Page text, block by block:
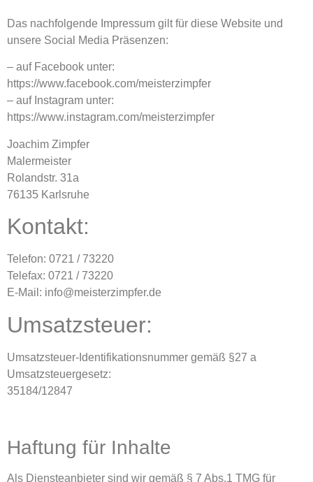
Das nachfolgende Impressum gilt für diese Website und
unsere Social Media Präsenzen:
– auf Facebook unter:
https://www.facebook.com/meisterzimpfer
– auf Instagram unter:
https://www.instagram.com/meisterzimpfer
Joachim Zimpfer
Malermeister
Rolandstr. 31a
76135 Karlsruhe
Kontakt:
Telefon: 0721 / 73220
Telefax: 0721 / 73220
E-Mail: info@meisterzimpfer.de
Umsatzsteuer:
Umsatzsteuer-Identifikationsnummer gemäß §27 a
Umsatzsteuergesetz:
35184/12847
Haftung für Inhalte
Als Diensteanbieter sind wir gemäß § 7 Abs.1 TMG für